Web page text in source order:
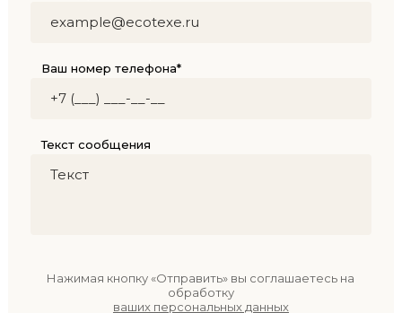
Ваш номер телефона*
Текст сообщения
Нажимая кнопку «Отправить» вы соглашаетесь на
обработку
ваших персональных данных